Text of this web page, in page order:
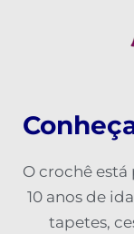
O crochê
10 anos de
tapetes,